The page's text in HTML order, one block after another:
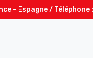
– Espagne / Téléphone :